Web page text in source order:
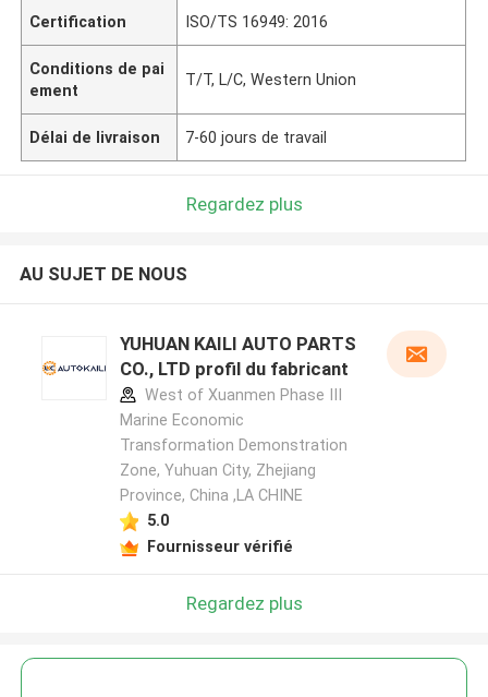
Certification ISO/TS 16949: 2016
Conditions de pai
ement
T/T, L/C, Western Union
Délai de livraison 7-60 jours de travail
Regardez plus
AU SUJET DE NOUS
YUHUAN KAILI AUTO PARTS
CO., LTD profil du fabricant
West of Xuanmen Phase III
Marine Economic
Transformation Demonstration
Zone, Yuhuan City, Zhejiang
Province, China ,LA CHINE
5.0
Fournisseur vérifié
Regardez plus